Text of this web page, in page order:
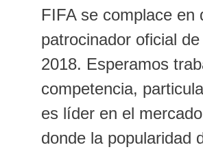
FIFA se complace en
patrocinador oficial
2018. Esperamos
competencia,
es líder en el
donde la popularidad